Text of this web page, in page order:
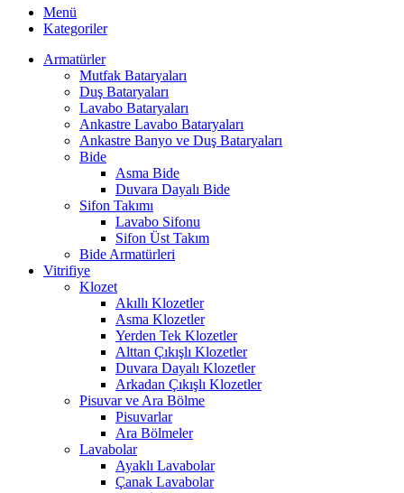
Menü
Kategoriler
Armatürler
Mutfak Bataryaları
Duş Bataryaları
Lavabo Bataryaları
Ankastre Lavabo Bataryaları
Ankastre Banyo ve Duş Bataryaları
Bide
Asma Bide
Duvara Dayalı Bide
Sifon Takımı
Lavabo Sifonu
Sifon Üst Takım
Bide Armatürleri
Vitrifiye
Klozet
Akıllı Klozetler
Asma Klozetler
Yerden Tek Klozetler
Alttan Çıkışlı Klozetler
Duvara Dayalı Klozetler
Arkadan Çıkışlı Klozetler
Pisuvar ve Ara Bölme
Pisuvarlar
Ara Bölmeler
Lavabolar
Ayaklı Lavabolar
Çanak Lavabolar